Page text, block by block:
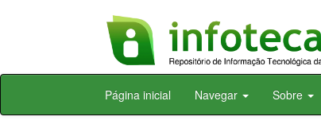
Skip
Página inicial Navegar Sobre